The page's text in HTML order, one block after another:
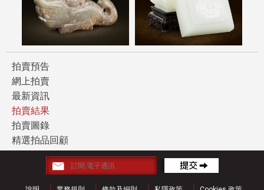
拍賣預告
網上拍賣
最新資訊
拍賣結果
拍賣圖錄
精選拍品回顧